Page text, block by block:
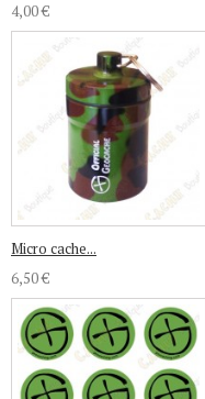
4,00 €
Micro cache...
6,50 €